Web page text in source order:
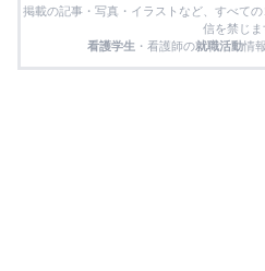
掲載の記事・写真・イラストなど、すべて
信を禁じま
看護学生 ・看護師の就職活動情